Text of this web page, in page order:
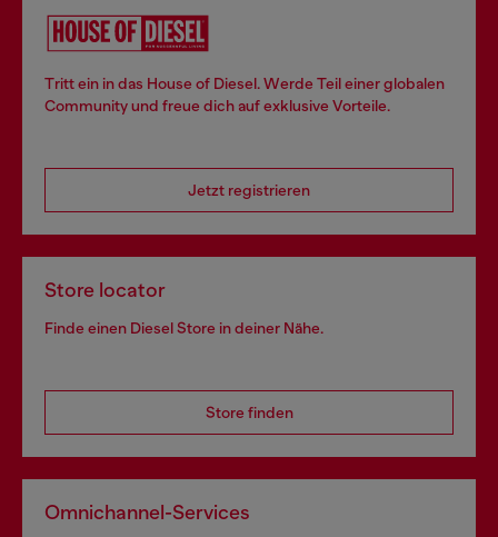
Tritt ein in das House of Diesel. Werde Teil einer globalen
Community und freue dich auf exklusive Vorteile.
Jetzt registrieren
Store locator
Finde einen Diesel Store in deiner Nähe.
Store finden
Omnichannel-Services